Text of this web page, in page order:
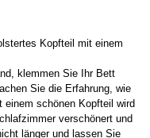
Kopfteil mit einem
klemmen Sie Ihr Bett
Sie die Erfahrung, wie
einem schönen Kopfteil wird
verschönert und
länger und lassen Sie